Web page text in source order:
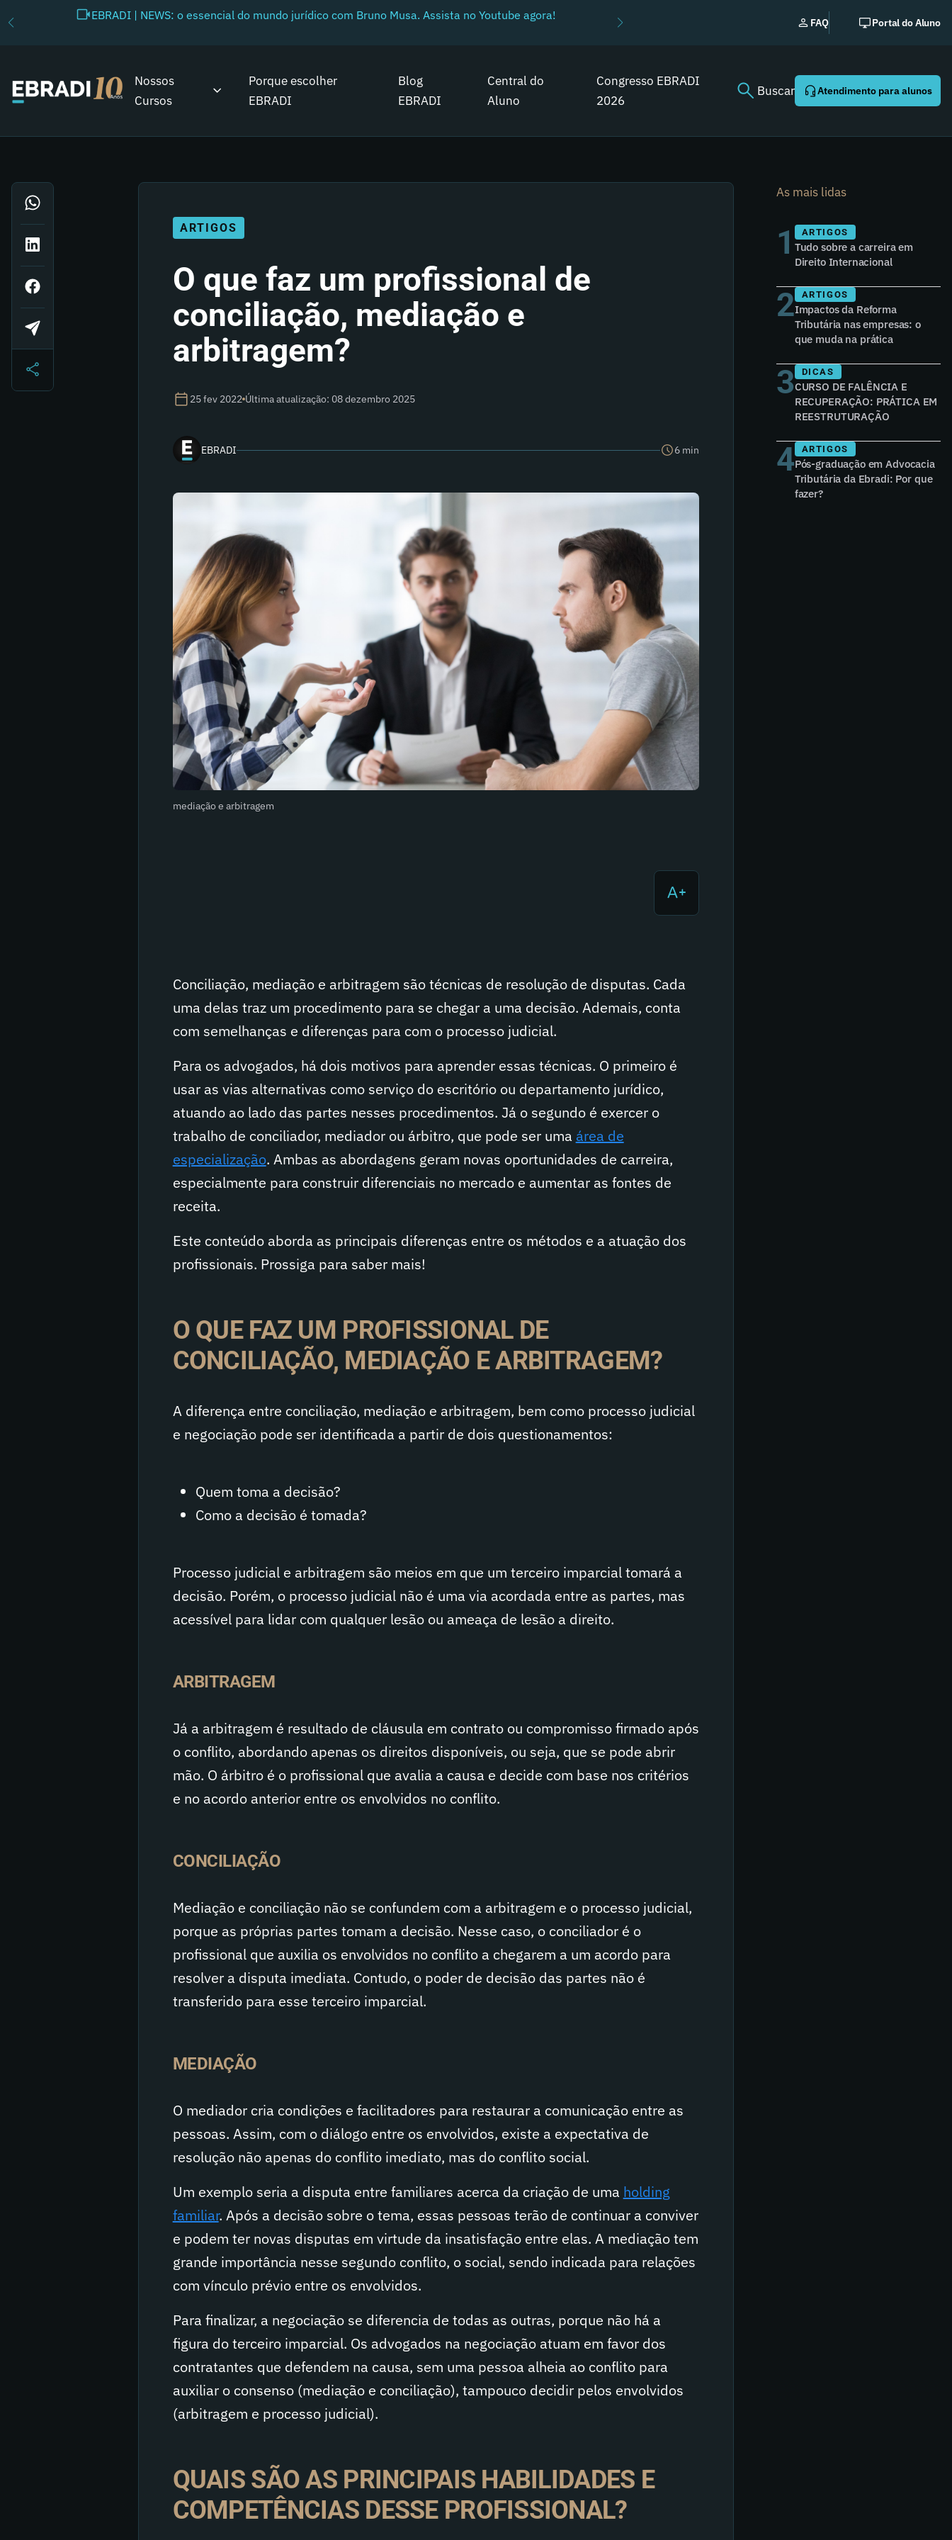
EBRADI | NEWS: o essencial do mundo jurídico com Bruno Musa. Assista no Youtube agora!
FAQ Portal do Aluno
Nossos
Cursos
Porque escolher
EBRADI
Blog
EBRADI
Central do
Aluno
Congresso EBRADI
2026
Buscar Atendimento para alunos
ARTIGOS
O que faz um profissional de
conciliação, mediação e
arbitragem?
25 fev 2022 Última atualização: 08 dezembro 2025
EBRADI 6 min
mediação e arbitragem
Conciliação, mediação e arbitragem são técnicas de resolução de disputas. Cada
uma delas traz um procedimento para se chegar a uma decisão. Ademais, conta
com semelhanças e diferenças para com o processo judicial.
Para os advogados, há dois motivos para aprender essas técnicas. O primeiro é
usar as vias alternativas como serviço do escritório ou departamento jurídico,
atuando ao lado das partes nesses procedimentos. Já o segundo é exercer o
trabalho de conciliador, mediador ou árbitro, que pode ser uma área de
especialização. Ambas as abordagens geram novas oportunidades de carreira,
especialmente para construir diferenciais no mercado e aumentar as fontes de
receita.
Este conteúdo aborda as principais diferenças entre os métodos e a atuação dos
profissionais. Prossiga para saber mais!
O QUE FAZ UM PROFISSIONAL DE
CONCILIAÇÃO, MEDIAÇÃO E ARBITRAGEM?
A diferença entre conciliação, mediação e arbitragem, bem como processo judicial
e negociação pode ser identificada a partir de dois questionamentos:
Quem toma a decisão?
Como a decisão é tomada?
Processo judicial e arbitragem são meios em que um terceiro imparcial tomará a
decisão. Porém, o processo judicial não é uma via acordada entre as partes, mas
acessível para lidar com qualquer lesão ou ameaça de lesão a direito.
ARBITRAGEM
Já a arbitragem é resultado de cláusula em contrato ou compromisso firmado após
o conflito, abordando apenas os direitos disponíveis, ou seja, que se pode abrir
mão. O árbitro é o profissional que avalia a causa e decide com base nos critérios
e no acordo anterior entre os envolvidos no conflito.
CONCILIAÇÃO
Mediação e conciliação não se confundem com a arbitragem e o processo judicial,
porque as próprias partes tomam a decisão. Nesse caso, o conciliador é o
profissional que auxilia os envolvidos no conflito a chegarem a um acordo para
resolver a disputa imediata. Contudo, o poder de decisão das partes não é
transferido para esse terceiro imparcial.
MEDIAÇÃO
O mediador cria condições e facilitadores para restaurar a comunicação entre as
pessoas. Assim, com o diálogo entre os envolvidos, existe a expectativa de
resolução não apenas do conflito imediato, mas do conflito social.
Um exemplo seria a disputa entre familiares acerca da criação de uma holding
familiar. Após a decisão sobre o tema, essas pessoas terão de continuar a conviver
e podem ter novas disputas em virtude da insatisfação entre elas. A mediação tem
grande importância nesse segundo conflito, o social, sendo indicada para relações
com vínculo prévio entre os envolvidos.
Para finalizar, a negociação se diferencia de todas as outras, porque não há a
figura do terceiro imparcial. Os advogados na negociação atuam em favor dos
contratantes que defendem na causa, sem uma pessoa alheia ao conflito para
auxiliar o consenso (mediação e conciliação), tampouco decidir pelos envolvidos
(arbitragem e processo judicial).
QUAIS SÃO AS PRINCIPAIS HABILIDADES E
COMPETÊNCIAS DESSE PROFISSIONAL?
As mais lidas
1 ARTIGOS
Tudo sobre a carreira em
Direito Internacional
2 ARTIGOS
Impactos da Reforma
Tributária nas empresas: o
que muda na prática
3 DICAS
CURSO DE FALÊNCIA E
RECUPERAÇÃO: PRÁTICA EM
REESTRUTURAÇÃO
4 ARTIGOS
Pós-graduação em Advocacia
Tributária da Ebradi: Por que
fazer?